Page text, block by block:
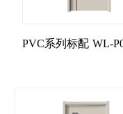
PVC系列标配 WL-